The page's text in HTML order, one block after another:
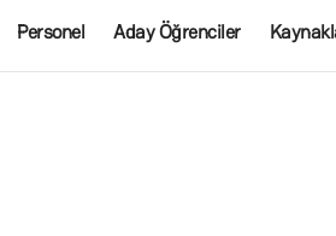
Personel Aday Öğrenciler